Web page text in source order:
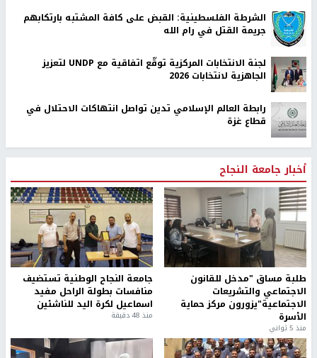
الشرطة الفلسطينية: القبض على كافة المشتبه بارتكابهم
جريمة القتل في رام الله
لجنة الانتخابات المركزية توقّع اتفاقية مع UNDP لتعزيز
الجاهزية لانتخابات 2026
رابطة العالم الإسلامي تدين تواصل انتهاكات الاحتلال في
قطاع غزة
أخبار جامعة النجاح
طلبة مساق "مدخل للقانون
الاجتماعي والتشريعات
الاجتماعية"يزورون مركز حماية
الأسرة
منذ 5 ثواني
جامعة النجاح الوطنية تستضيف
منافسات بطولة الراحل مفيد
اسماعيل لكرة اليد للناشئين
منذ 48 دقيقة